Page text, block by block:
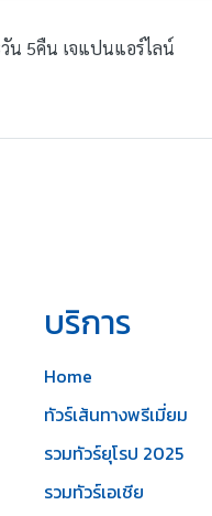
น 5คืน เจแปนแอร์ไลน์
บริการ
Home
ทัวร์เส้นทางพรีเมี่ยม
รวมทัวร์ยุโรป 2025
รวมทัวร์เอเชีย